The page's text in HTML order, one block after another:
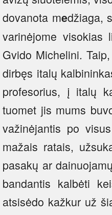
dovanota medžiaga,
varinėjome
Gvido Michelini.
dirbęs italų
profesorius, į italų
tuomet jis mums
važinėjantis po
mažais ratais,
pasakų ar
bandantis kalbėti
atsisėdo kažkur už